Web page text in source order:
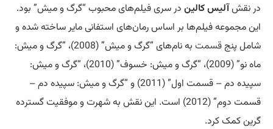
در نقشآلیس کالین در سری فیلم‌های محبوب “گرگ و میش” بود.
این مجموعه فیلم‌ها بر اساس رمان‌های استفانی مایر ساخته شده و
شامل پنجقسمت
به نام‌های “گرگ و میش” (2008)، “گرگ و میش:
ماه نو” (2009)، “گرگ و میش: خسوف” (2010)، “گرگ و میش:
سپیده دم – قسمت اول” (2011) و “گرگ و میش: سپیده دم –
قسمت دوم” (2012) است. این نقش به شهرت و موفقیت گسترده
گرین کمک کرد.